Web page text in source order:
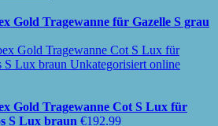
Gold Tragewanne für Gazelle S grau
Gold Tragewanne Cot S Lux für
S Lux braun €192.99